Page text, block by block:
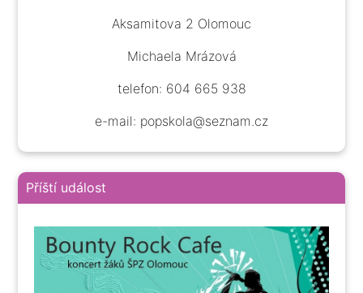
Aksamitova 2 Olomouc
Michaela Mrázová
telefon: 604 665 938
e-mail: popskola@seznam.cz
Příští událost